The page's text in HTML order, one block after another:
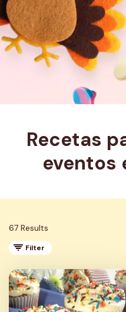
Recetas
eventos
67 Results
Filter